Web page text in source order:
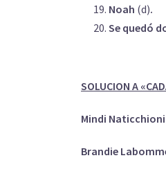
Noah (d).
Se quedó
SOLUCION A
Mindi
Brandie